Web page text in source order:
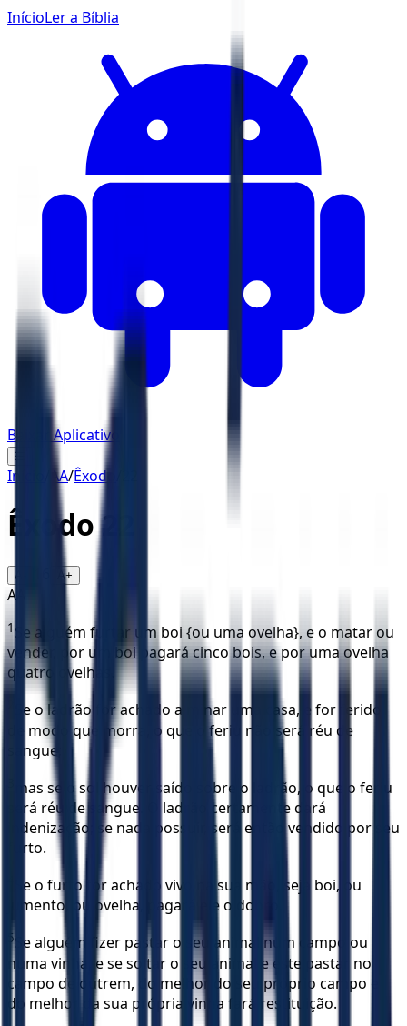
InícioLer a Bíblia
Baixar Aplicativo
☰
Início AA/Êxodo
Êxodo 22
A- A+
AA
1 Se alguém furtar um boi {ou uma ovelha}, e o matar ou
vender, por um boi pagará cinco bois, e por uma ovelha
quatro ovelhas.
Se o ladrão for achado a minar uma casa, e for ferido
de modo que morra, o que o feriu não será réu de
sangue;
mas se o sol houver saído sobre o ladrão, o que o feriu
será réu de sangue. O ladrão certamente dará
indenização; se nada possuir, será então vendido por seu
furto.
Se o furto for achado vivo na sua mão, seja boi, ou
jumento, ou ovelha, pagará ele o dobro.
5 Se alguém fizer pastar o seu animal num campo ou
numa vinha, e se soltar o seu animal e este pastar no
campo de outrem, do melhor do seu próprio campo e
do melhor da sua própria vinha fará restituição.